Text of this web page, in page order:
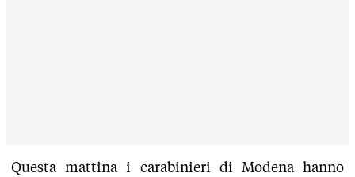
Questa mattina i carabinieri di Modena hanno